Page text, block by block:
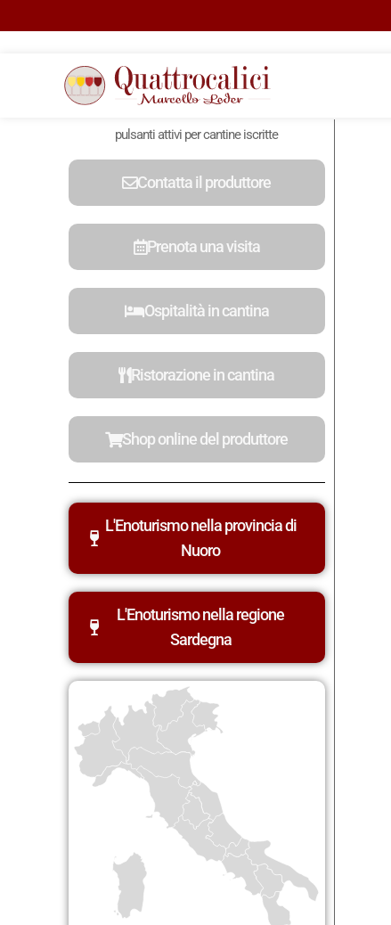
pulsanti attivi per cantine iscritte
Contatta il produttore
Prenota una visita
Ospitalità in cantina
Ristorazione in cantina
Shop online del produttore
L'Enoturismo nella provincia di
Nuoro
L'Enoturismo nella regione
Sardegna